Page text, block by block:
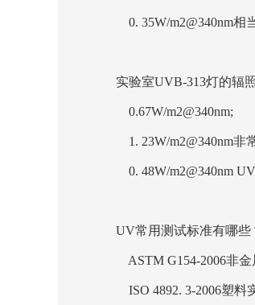
0. 35W/m2@340nm相
实验室UVB-313灯的辐
0.67W/m2@340nm;
1. 23W/m2@340nm非
0. 48W/m2@340nm
UV常用测试标准有哪些
ASTM G154-2006非
ISO 4892. 3-2006塑料